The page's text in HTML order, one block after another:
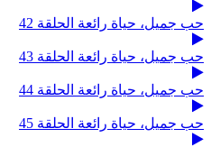
حب جميل، حياة رائعة الحلقة 42
حب جميل، حياة رائعة الحلقة 43
حب جميل، حياة رائعة الحلقة 44
حب جميل، حياة رائعة الحلقة 45